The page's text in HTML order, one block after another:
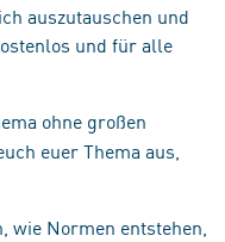
auszutauschen und
und für alle
ohne großen
euer Thema aus,
Normen entstehen,